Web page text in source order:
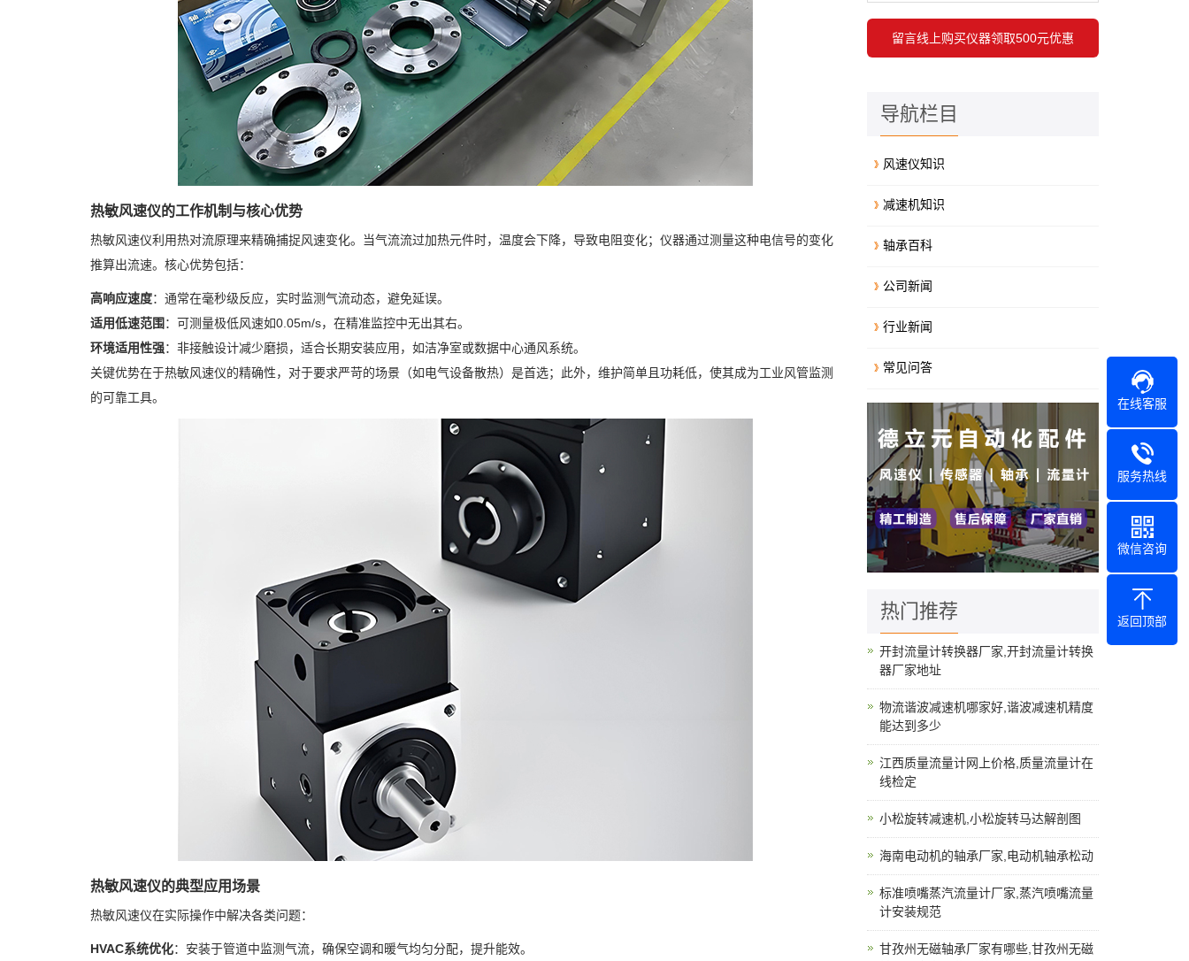
热敏风速仪的工作机制与核心优势
热敏风速仪利用热对流原理来精确捕捉风速变化。当气流流过加热元件时，温度会下降，导致电阻变化；仪器通过测量这种电信号的变化
推算出流速。核心优势包括：
高响应速度：通常在毫秒级反应，实时监测气流动态，避免延误。
适用低速范围 ：可测量极低风速如0.05m/s，在精准监控中无出其右。
环境适用性强：非接触设计减少磨损，适合长期安装应用，如洁净室或数据中心通风系统。
关键优势在于热敏风速仪的精确性，对于要求严苛的场景（如电气设备散热）是首选；此外，维护简单且功耗低，使其成为工业风管监测
的可靠工具。
热敏风速仪的典型应用场景
热敏风速仪在实际操作中解决各类问题：
HVAC系统优化：安装于管道中监测气流，确保空调和暖气均匀分配，提升能效。
导航栏目
风速仪知识
减速机知识
轴承百科
公司新闻
行业新闻
常见问答
热门推荐
开封流量计转换器厂家,开封流量计转换
器厂家地址
物流谐波减速机哪家好,谐波减速机精度
能达到多少
江西质量流量计网上价格,质量流量计在
线检定
小松旋转减速机,小松旋转马达解剖图
海南电动机的轴承厂家,电动机轴承松动
标准喷嘴蒸汽流量计厂家,蒸汽喷嘴流量
计安装规范
甘孜州无磁轴承厂家有哪些,甘孜州无磁
在线客服
服务热线
微信咨询
返回顶部